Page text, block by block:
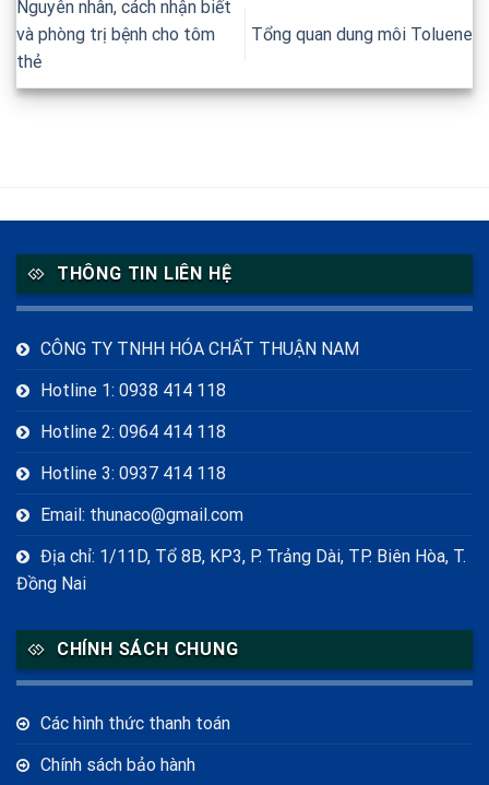
Nguyên nhân, cách nhận biết
và phòng trị bệnh cho tôm
thẻ
Tổng quan dung môi Toluene
THÔNG TIN LIÊN HỆ
CÔNG TY TNHH HÓA CHẤT THUẬN NAM
Hotline 1: 0938 414 118
Hotline 2: 0964 414 118
Hotline 3: 0937 414 118
Email: thunaco@gmail.com
Địa chỉ: 1/11D, Tổ 8B, KP3, P. Trảng Dài, TP. Biên Hòa, T.
Đồng Nai
CHÍNH SÁCH CHUNG
Các hình thức thanh toán
Chính sách bảo hành